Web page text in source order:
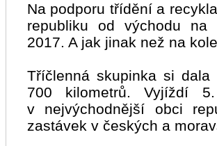
Na podporu třídění a
republiku od východu na
2017. A jak jinak než na
Tříčlenná skupinka si
700 kilometrů.
v nejvýchodnější obci
zastávek v českých a